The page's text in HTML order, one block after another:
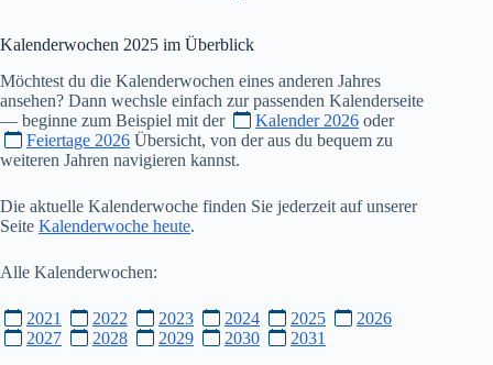
Kalenderwochen 2025 im Überblick
Möchtest du die Kalenderwochen eines anderen Jahres
ansehen? Dann wechsle einfach zur passenden Kalenderseite
— beginne zum Beispiel mit der
Kalender 2026 oder
Feiertage 2026 Übersicht, von der aus du bequem zu
weiteren Jahren navigieren kannst.
Die aktuelle Kalenderwoche finden Sie jederzeit auf unserer
Seite Kalenderwoche heute.
Alle Kalenderwochen:
2021 2022 2023 2024 2025
2026
2027
2028 2029 2030 2031